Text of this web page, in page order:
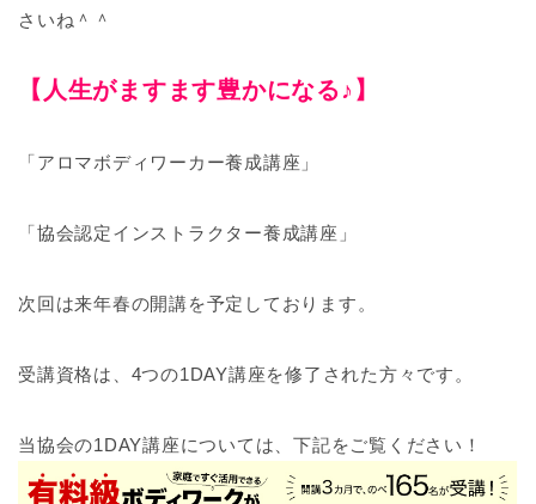
さいね＾ ＾
【人生がますます豊かになる♪】
「アロマボディワーカー養成講座」
「協会認定インストラクター養成講座」
次回は来年春の開講を予定しております。
受講資格は、4つの1DAY講座を修了された方々です。
当協会の1DAY講座については、下記をご覧ください！